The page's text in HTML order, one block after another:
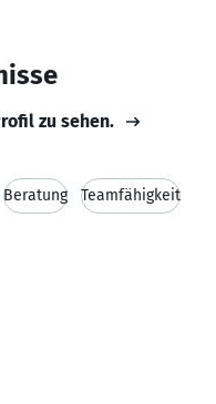
zu sehen.
Beratung Teamfähigkeit